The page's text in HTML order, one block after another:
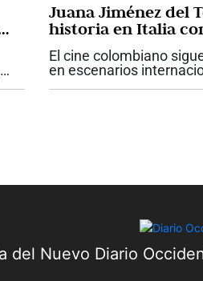
Juana Jiménez del
historia en Italia
Avenue”
El cine colombiano
en escenarios
del Nuevo Diario